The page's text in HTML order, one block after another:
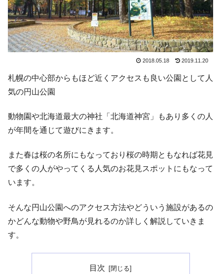
2018.05.18 2019.11.20
札幌の中心部からもほど近くアクセスも良い公園として人
気の円山公園
動物園や北海道最大の神社「北海道神宮」もあり多くの人
が年間を通じて遊びにきます。
また春は桜の名所にもなっており桜の時期ともなれば花見
で多くの人がやってくる人気のお花見スポットにもなって
います。
そんな円山公園へのアクセス方法やどういう施設があるの
かどんな動物や野鳥が見れるのか詳しく解説していきま
す。
目次